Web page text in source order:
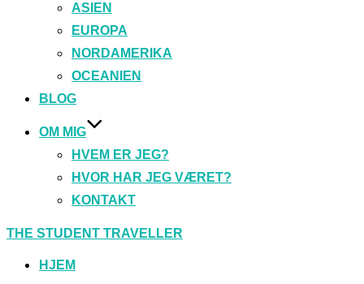
ASIEN
EUROPA
NORDAMERIKA
OCEANIEN
BLOG
OM MIG
HVEM ER JEG?
HVOR HAR JEG VÆRET?
KONTAKT
Videre
indhold
THE STUDENT TRAVELLER
HJEM